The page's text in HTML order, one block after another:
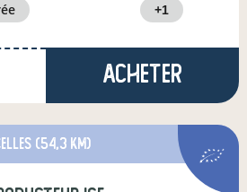
+1
Acheter
(54,3 km)